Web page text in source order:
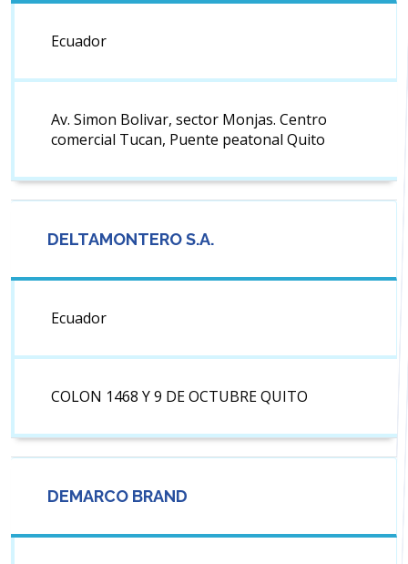
Ecuador
Av. Simon Bolivar, sector Monjas. Centro
comercial Tucan, Puente peatonal Quito
DELTAMONTERO S.A.
Ecuador
COLON 1468 Y 9 DE OCTUBRE QUITO
DEMARCO BRAND